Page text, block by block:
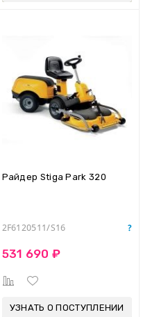
Райдер Stiga Park 320
2F6120511/S16
531 690 ₽
УЗНАТЬ О ПОСТУПЛЕНИИ